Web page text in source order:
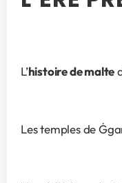
L’histoire de malte
Les temples de